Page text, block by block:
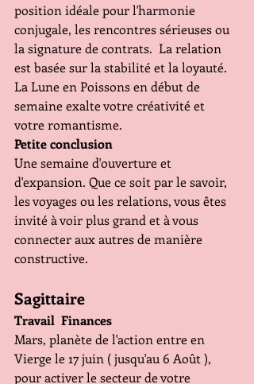
position idéale pour l'harmonie
conjugale, les rencontres sérieuses ou
la signature de contrats.  La relation
est basée sur la stabilité et la loyauté.
La Lune en Poissons en début de
semaine exalte votre créativité et
votre romantisme.
Petite conclusion
Une semaine d'ouverture et
d'expansion. Que ce soit par le savoir,
les voyages ou les relations, vous êtes
invité à voir plus grand et à vous
connecter aux autres de manière
constructive.
Sagittaire
Travail  Finances
Mars, planète de l'action entre en
Vierge le 17 juin ( jusqu'au 6 Août ),
pour activer le secteur de votre